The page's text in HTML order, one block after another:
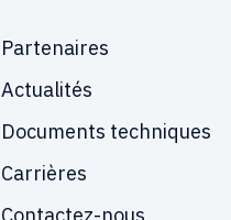
Partenaires
Actualités
Documents techniques
Carrières